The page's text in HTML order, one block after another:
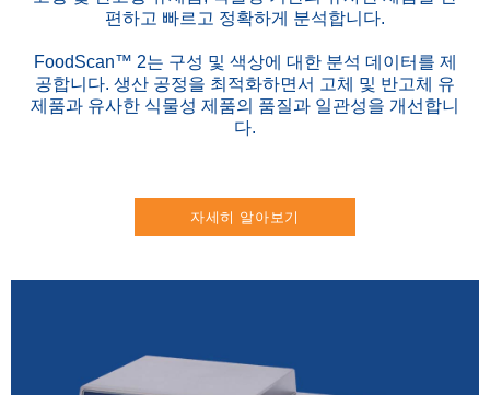
편하고 빠르고 정확하게 분석합니다.
FoodScan™ 2는 구성 및 색상에 대한 분석 데이터를 제
공합니다. 생산 공정을 최적화하면서 고체 및 반고체 유
제품과 유사한 식물성 제품의 품질과 일관성을 개선합니
다.
자세히 알아보기